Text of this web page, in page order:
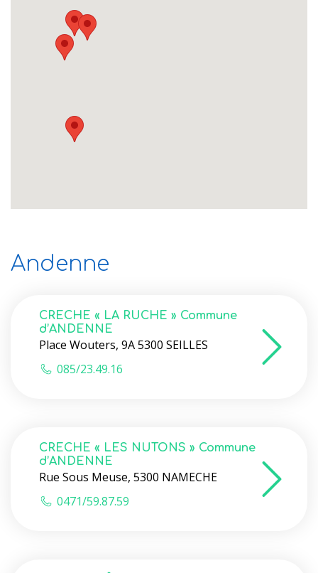
Andenne
CRECHE « LA RUCHE » Commune
d’ANDENNE
Place Wouters, 9A 5300 SEILLES
085/23.49.16
CRECHE « LES NUTONS » Commune
d’ANDENNE
Rue Sous Meuse, 5300 NAMECHE
0471/59.87.59